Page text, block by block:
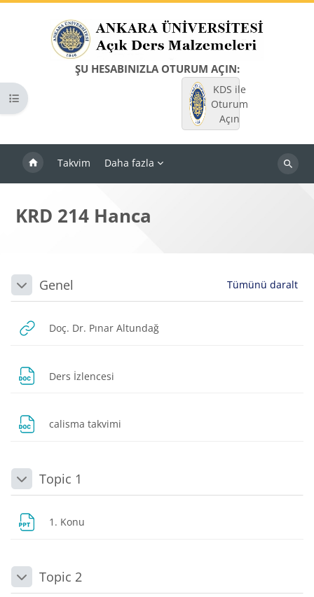
ŞU HESABINIZLA OTURUM AÇIN:
KDS ile
Oturum
Açın
Takvim Daha fazla
Dersleri
Kurs dizinini aç
KRD 214 Hanca
Bloklar
Bölüm anahatları
DaraltGenel Tümünü daralt
Doç. Dr. Pınar AltundağURL
Ders İzlencesi
calisma takvimi
DaraltTopic 1
1. Konu
DaraltTopic 2